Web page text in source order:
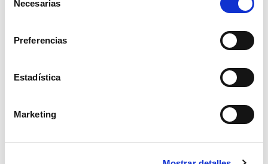
Necesarias
Preferencias
Estadística
Marketing